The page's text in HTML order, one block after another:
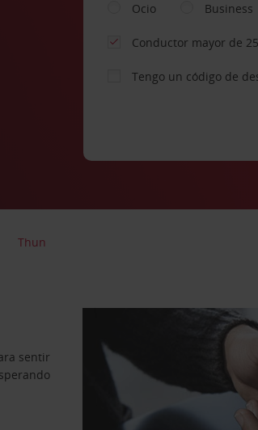
Ocio
Business
Conductor mayor de
Tengo un código de
Thun
sentir